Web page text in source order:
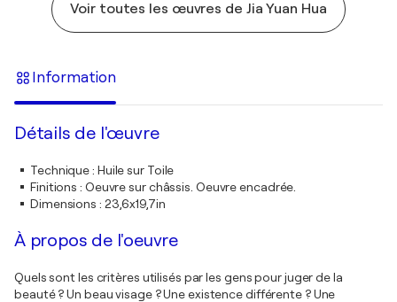
Voir toutes les œuvres de Jia Yuan Hua
Information
Détails de l'œuvre
Technique: Huile sur Toile
Finitions : Oeuvre sur châssis. Oeuvre encadrée.
Dimensions : 23,6x19,7in
À propos de l'oeuvre
Quels sont les critères utilisés par les gens pour juger de la
beauté ? Un beau visage ? Une existence différente ? Une